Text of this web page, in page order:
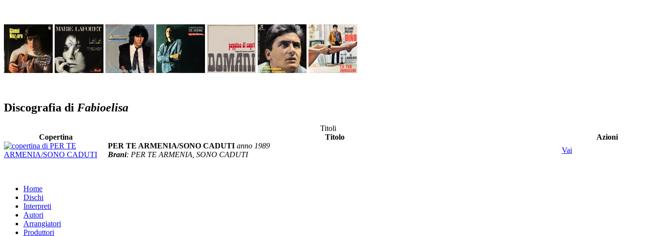
Discografia di Fabioelisa
Titoli
Copertina
Titolo
Azioni
PER TE ARMENIA/SONO CADUTI anno 1989
Brani: PER TE ARMENIA, SONO CADUTI
Vai
Home
Dischi
Interpreti
Autori
Arrangiatori
Produttori